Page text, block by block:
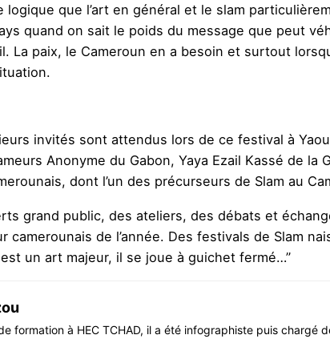
logique que l’art en général et le slam
quand on sait le poids du message que peut
La paix, le Cameroun en a besoin et surtout
invités sont attendus lors de ce festival à
Anonyme du Gabon, Yaya Ezail Kassé de
dont l’un des précurseurs de Slam au
grand public, des ateliers, des débats et
camerounais de l’année. Des festivals de Slam
un art majeur, il se joue à guichet fermé…”
formation à HEC TCHAD, il a été infographiste puis chargé